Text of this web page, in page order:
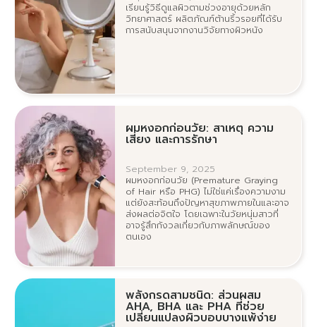
เรียนรู้วิธีดูแลผิวตามช่วงอายุด้วยหลัก
วิทยาศาสตร์ ผลิตภัณฑ์ต้านริ้วรอยที่ได้รับ
การสนับสนุนจากงานวิจัยทางผิวหนัง
ผมหงอกก่อนวัย: สาเหตุ ความ
เสี่ยง และการรักษา
September 9, 2025
ผมหงอกก่อนวัย (Premature Graying
of Hair หรือ PHG) ไม่ใช่แค่เรื่องความงาม
แต่ยังสะท้อนถึงปัญหาสุขภาพภายในและอาจ
ส่งผลต่อจิตใจ โดยเฉพาะในวัยหนุ่มสาวที่
อาจรู้สึกกังวลเกี่ยวกับภาพลักษณ์ของ
ตนเอง
พลังกรดสามชนิด: ส่วนผสม
AHA, BHA และ PHA ที่ช่วย
เปลี่ยนแปลงผิวบอบบางแพ้ง่าย